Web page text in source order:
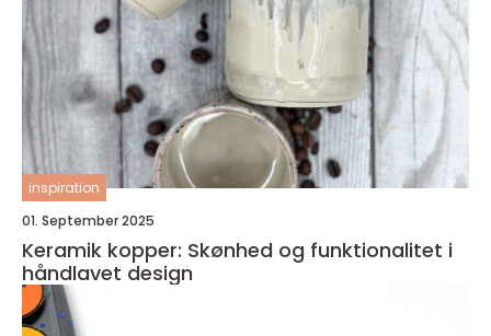
inspiration
01. September 2025
Keramik kopper: Skønhed og funktionalitet i
håndlavet design